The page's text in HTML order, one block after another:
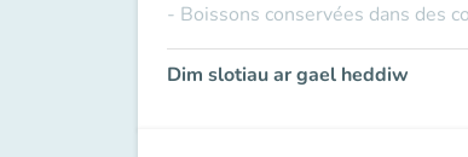
- Boissons conservées dans des
Dim slotiau ar gael heddiw